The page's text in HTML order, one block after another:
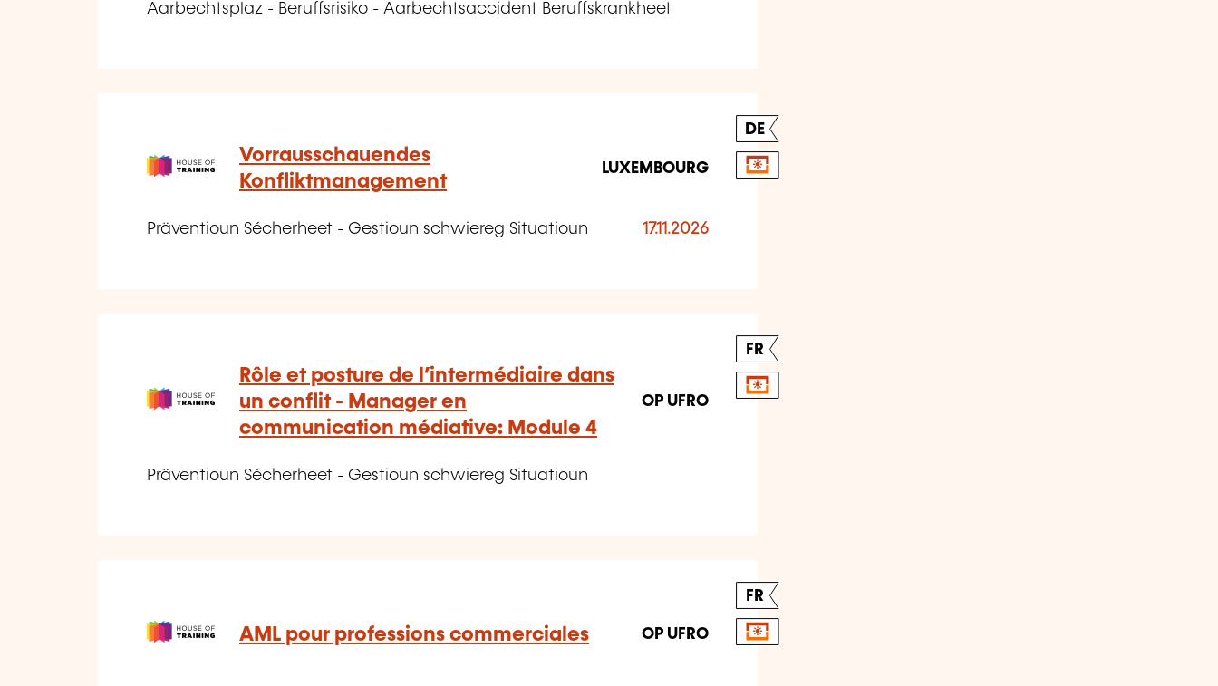
Aarbechtsplaz - Beruffsrisiko - Aarbechtsaccident Beruffskrankheet
DE
Vorrausschauendes
Konfliktmanagement
LUXEMBOURG
Präventioun Sécherheet - Gestioun schwiereg Situatioun 17.11.2026
FR
Rôle et posture de l’intermédiaire dans
un conflit - Manager en
communication médiative: Module 4
OP UFRO
Präventioun Sécherheet - Gestioun schwiereg Situatioun
FR
AML pour professions commerciales OP UFRO